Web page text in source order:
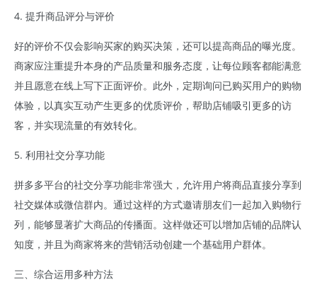
4. 提升商品评分与评价
好的评价不仅会影响买家的购买决策，还可以提高商品的曝光度。
商家应注重提升本身的产品质量和服务态度，让每位顾客都能满意
并且愿意在线上写下正面评价。此外，定期询问已购买用户的购物
体验，以真实互动产生更多的优质评价，帮助店铺吸引更多的访
客，并实现流量的有效转化。
5. 利用社交分享功能
拼多多平台的社交分享功能非常强大，允许用户将商品直接分享到
社交媒体或微信群内。通过这样的方式邀请朋友们一起加入购物行
列，能够显著扩大商品的传播面。这样做还可以增加店铺的品牌认
知度，并且为商家将来的营销活动创建一个基础用户群体。
三、综合运用多种方法